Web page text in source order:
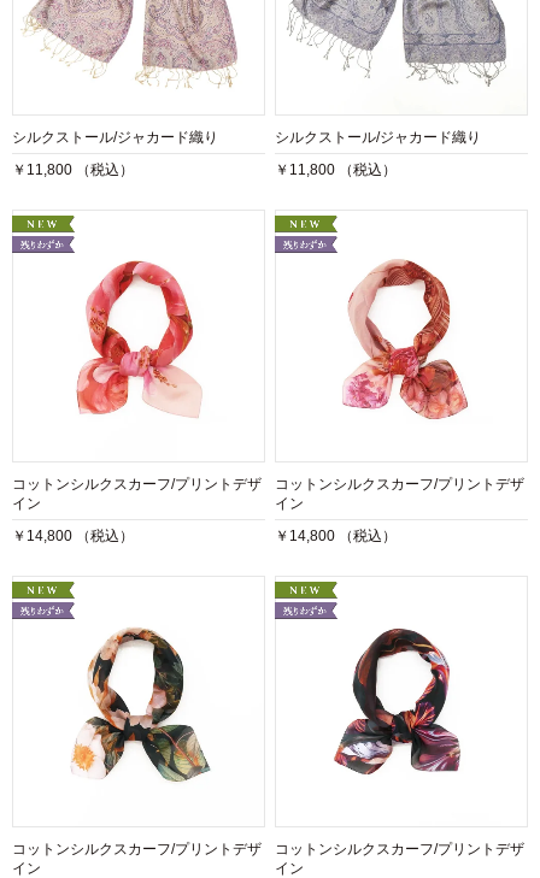
シルクストール/ジャカード織り
￥11,800 （税込）
シルクストール/ジャカード織り
￥11,800 （税込）
コットンシルクスカーフ/プリントデザ
イン
￥14,800 （税込）
コットンシルクスカーフ/プリントデザ
イン
￥14,800 （税込）
コットンシルクスカーフ/プリントデザ
イン
コットンシルクスカーフ/プリントデザ
イン